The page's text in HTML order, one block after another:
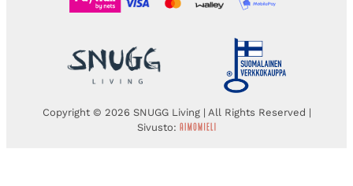
Copyright © 2026 SNUGG Living | All Rights Reserved |
Sivusto: